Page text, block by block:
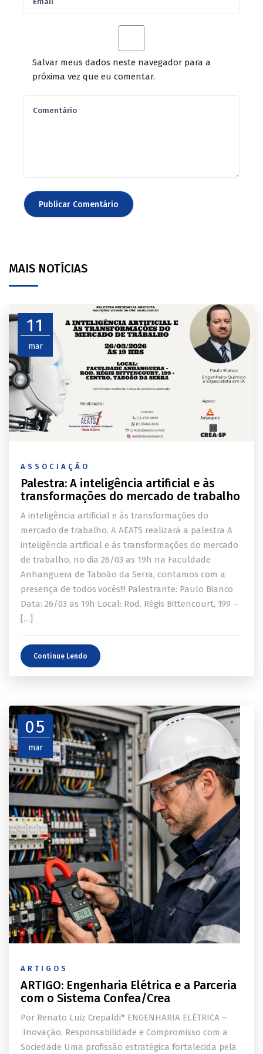
Salvar meus dados neste navegador para a
próxima vez que eu comentar.
MAIS NOTÍCIAS
11
mar
ASSOCIAÇÃO
Palestra: A inteligência artificial e às
transformações do mercado de trabalho
A inteligência artificial e às transformações do
mercado de trabalho. A AEATS realizará a palestra A
inteligência artificial e às transformações do mercado
de trabalho, no dia 26/03 as 19h na Faculdade
Anhanguera de Taboão da Serra, contamos com a
presença de todos vocês!!! Palestrante: Paulo Bianco
Data: 26/03 as 19h Local: Rod. Régis Bittencourt, 199 –
[…]
Continue Lendo
05
mar
ARTIGOS
ARTIGO: Engenharia Elétrica e a Parceria
com o Sistema Confea/Crea
Por Renato Luiz Crepaldi* ENGENHARIA ELÉTRICA –
Inovação, Responsabilidade e Compromisso com a
Sociedade Uma profissão estratégica fortalecida pela